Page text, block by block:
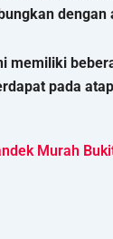
dengan
memiliki
pada
Murah